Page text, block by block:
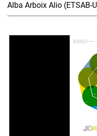
Alba Arboix Alio (ETSAB-